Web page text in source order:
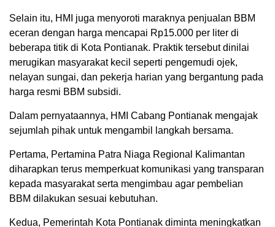
Selain itu, HMI juga menyoroti maraknya penjualan BBM
eceran dengan harga mencapai Rp15.000 per liter di
beberapa titik di Kota Pontianak. Praktik tersebut dinilai
merugikan masyarakat kecil seperti pengemudi ojek,
nelayan sungai, dan pekerja harian yang bergantung pada
harga resmi BBM subsidi.
Dalam pernyataannya, HMI Cabang Pontianak mengajak
sejumlah pihak untuk mengambil langkah bersama.
Pertama, Pertamina Patra Niaga Regional Kalimantan
diharapkan terus memperkuat komunikasi yang transparan
kepada masyarakat serta mengimbau agar pembelian
BBM dilakukan sesuai kebutuhan.
Kedua, Pemerintah Kota Pontianak diminta meningkatkan